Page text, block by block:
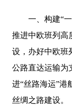
一、构建“一
推进中欧班列高
设，办好中欧班
公路直达运输为
进“丝路海运”港
丝绸之路建设。